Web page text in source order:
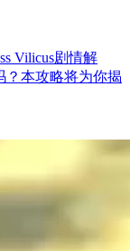
Vilicus剧情解
？本攻略将为你揭